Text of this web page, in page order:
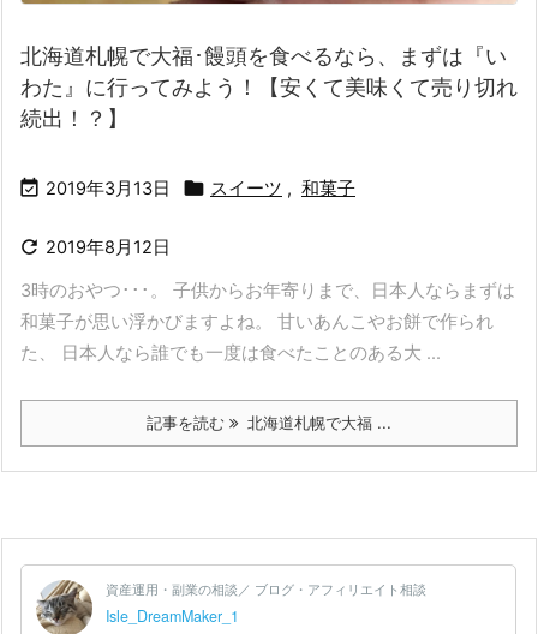
北海道札幌で大福･饅頭を食べるなら、まずは『い
わた』に行ってみよう！【安くて美味くて売り切れ
続出！？】
 2019年3月13日  スイーツ , 和菓子
 2019年8月12日
3時のおやつ･･･。 子供からお年寄りまで、日本人ならまずは
和菓子が思い浮かびますよね。 甘いあんこやお餅で作られ
た、 日本人なら誰でも一度は食べたことのある大 ...
記事を読む 北海道札幌で大福 ...